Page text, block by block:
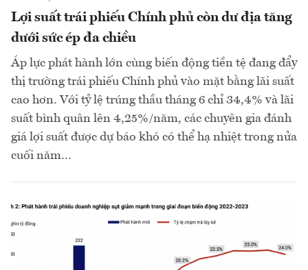
Lợi suất trái phiếu Chính phủ còn dư địa tăng
dưới sức ép đa chiều
Áp lực phát hành lớn cùng biến động tiền tệ đang đẩy
thị trường trái phiếu Chính phủ vào mặt bằng lãi suất
cao hơn. Với tỷ lệ trúng thầu tháng 6 chỉ 34,4% và lãi
suất bình quân lên 4,25%/năm, các chuyên gia đánh
giá lợi suất được dự báo khó có thể hạ nhiệt trong nửa
cuối năm…